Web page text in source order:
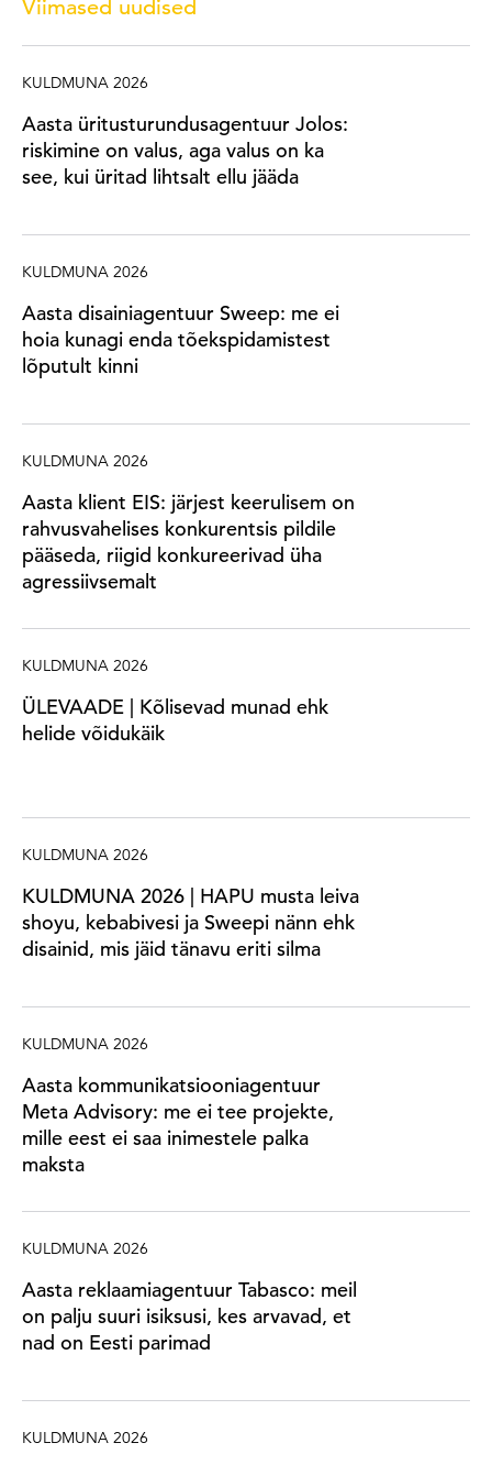
Viimased uudised
KULDMUNA 2026
Aasta üritusturundusagentuur Jolos:
riskimine on valus, aga valus on ka
see, kui üritad lihtsalt ellu jääda
KULDMUNA 2026
Aasta disainiagentuur Sweep: me ei
hoia kunagi enda tõekspidamistest
lõputult kinni
KULDMUNA 2026
Aasta klient EIS: järjest keerulisem on
rahvusvahelises konkurentsis pildile
pääseda, riigid konkureerivad üha
agressiivsemalt
KULDMUNA 2026
ÜLEVAADE | Kõlisevad munad ehk
helide võidukäik
KULDMUNA 2026
KULDMUNA 2026 | HAPU musta leiva
shoyu, kebabivesi ja Sweepi nänn ehk
disainid, mis jäid tänavu eriti silma
KULDMUNA 2026
Aasta kommunikatsiooniagentuur
Meta Advisory: me ei tee projekte,
mille eest ei saa inimestele palka
maksta
KULDMUNA 2026
Aasta reklaamiagentuur Tabasco: meil
on palju suuri isiksusi, kes arvavad, et
nad on Eesti parimad
KULDMUNA 2026